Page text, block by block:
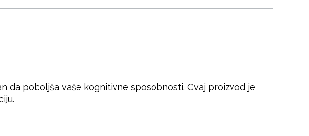
da poboljša vaše kognitivne sposobnosti. Ovaj proizvod je